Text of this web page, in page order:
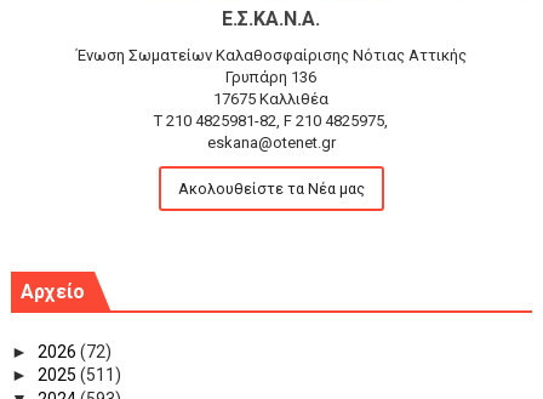
Ε.Σ.ΚΑ.Ν.Α.
Ένωση Σωματείων Καλαθοσφαίρισης Νότιας Αττικής
Γρυπάρη 136
17675 Καλλιθέα
T 210 4825981-82, F 210 4825975,
eskana@otenet.gr
Ακολουθείστε τα Νέα μας
Αρχείο
► 2026 (72)
► 2025 (511)